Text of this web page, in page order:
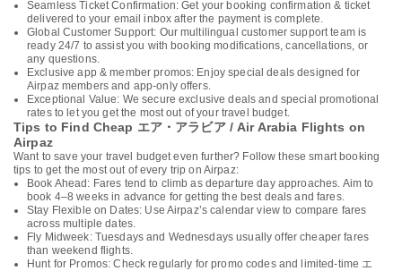
Seamless Ticket Confirmation: Get your booking confirmation & ticket
delivered to your email inbox after the payment is complete.
Global Customer Support: Our multilingual customer support team is
ready 24/7 to assist you with booking modifications, cancellations, or
any questions.
Exclusive app & member promos: Enjoy special deals designed for
Airpaz members and app-only offers.
Exceptional Value: We secure exclusive deals and special promotional
rates to let you get the most out of your travel budget.
Tips to Find Cheap エア・アラビア / Air Arabia Flights on
Airpaz
Want to save your travel budget even further? Follow these smart booking
tips to get the most out of every trip on Airpaz:
Book Ahead: Fares tend to climb as departure day approaches. Aim to
book 4–8 weeks in advance for getting the best deals and fares.
Stay Flexible on Dates: Use Airpaz’s calendar view to compare fares
across multiple dates.
Fly Midweek: Tuesdays and Wednesdays usually offer cheaper fares
than weekend flights.
Hunt for Promos: Check regularly for promo codes and limited-time エ